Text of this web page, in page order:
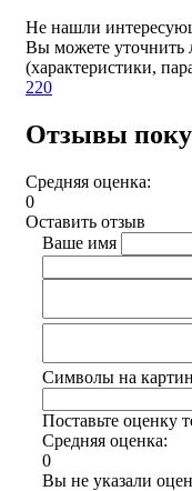
Не нашли
Вы можете
(характеристики,
220
Отзывы
Средняя оценка:
0
Оставить отзыв
Ваше имя
Символы на
Поставьте оценку
Средняя оценка:
0
Вы не указали